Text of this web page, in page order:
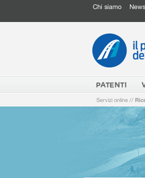
Chi siamo
PATENTI
Servizi online //